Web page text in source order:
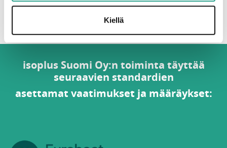
Kiellä
Takaisin urasivulle
isoplus Suomi Oy:n toiminta täyttää
seuraavien standardien
asettamat vaatimukset ja määräykset: